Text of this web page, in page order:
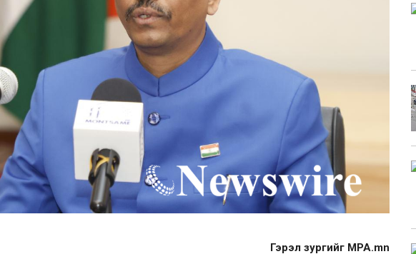
Гэрэл зургийг MPA.mn